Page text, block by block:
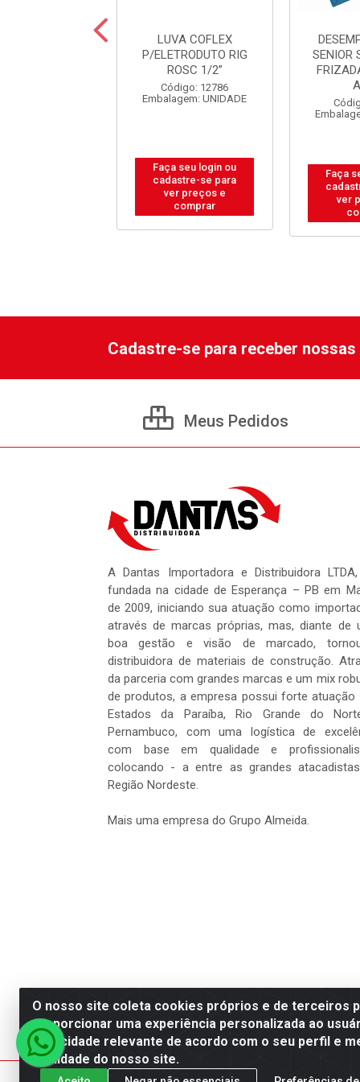
LUVA COFLEX
P/ELETRODUTO RIG
ROSC 1/2”
Código: 12786
Embalagem: UNIDADE
Faça seu login ou
cadastre-se para
ver preços e
comprar
SENIOR
Faça
ver
O nosso site coleta cookies próprios e de terceiros
proporcionar uma experiência personalizada ao
publicidade relevante de acordo com o seu perfil e
qualidade do nosso site.
Cadastre-se para receber
Meus Pedidos
A Dantas Importadora e Distribuidora
fundada na cidade de Esperança – PB em
de 2009, iniciando sua atuação como
através de marcas próprias, mas, diante de
boa gestão e visão de marcado,
distribuidora de materiais de construção.
da parceria com grandes marcas e um mix
de produtos, a empresa possui forte atuação
Estados da Paraíba, Rio Grande do
Pernambuco, com uma logística de
com base em qualidade e
colocando - a entre as grandes
Região Nordeste.
Mais uma empresa do Grupo Almeida.
Dantas Distribuidora - Rua